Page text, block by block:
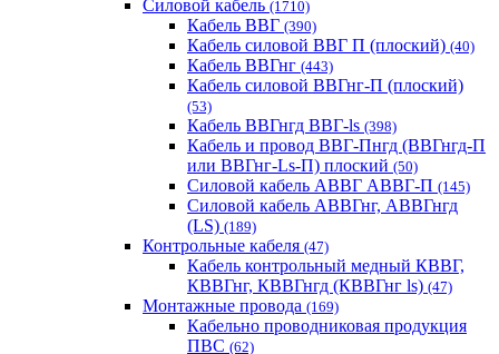
Силовой кабель (1710)
Кабель ВВГ (390)
Кабель силовой ВВГ П (плоский) (40)
Кабель ВВГнг (443)
Кабель силовой ВВГнг-П (плоский)
(53)
Кабель ВВГнгд ВВГ-ls (398)
Кабель и провод ВВГ-Пнгд (ВВГнгд-П
или ВВГнг-Ls-П) плоский (50)
Силовой кабель АВВГ АВВГ-П (145)
Силовой кабель АВВГнг, АВВГнгд
(LS) (189)
Контрольные кабеля (47)
Кабель контрольный медный КВВГ,
КВВГнг, КВВГнгд (КВВГнг ls) (47)
Монтажные провода (169)
Кабельно проводниковая продукция
ПВС (62)